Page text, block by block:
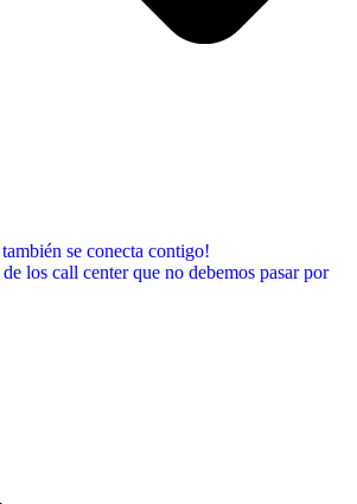
se conecta contigo!
los call center que no debemos pasar por